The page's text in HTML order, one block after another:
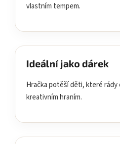
vlastním tempem.
Ideální jako dárek
Hračka potěší děti, které rády
kreativním hraním.